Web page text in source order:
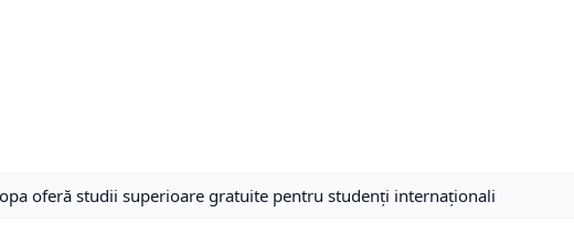
oferă studii superioare gratuite pentru studenţi internaţionali